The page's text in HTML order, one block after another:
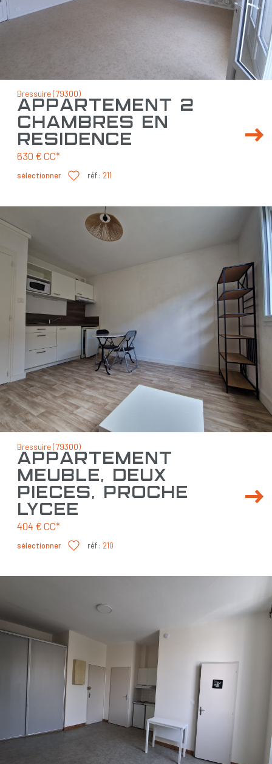
Bressuire (79300)
appartement 2
chambres en
résidence
630 € CC*
sélectionner réf : 211
Bressuire (79300)
appartement
meublé, deux
pièces, proche
lycée
404 € CC*
sélectionner réf : 210